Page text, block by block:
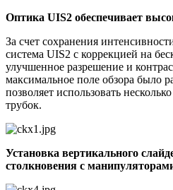
Оптика UIS2 обеспечивает
За счет сохранения
система UIS2 с коррекцией на
улучшенное разрешение и
максимальное поле обзора было
позволяет использовать
трубок.
Установка вертикального
столкновения с